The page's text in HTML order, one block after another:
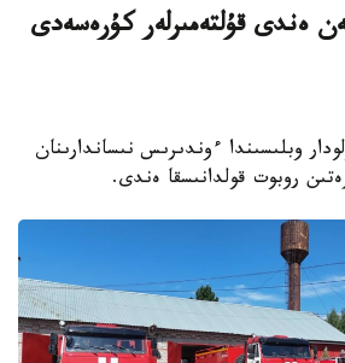
ەندى قۇلتەمىرلەر كۇرەسەدى
وبلىسىندا ءوندىرىس نىساندارىنان
روبوت قولدانىسقا ەندى.